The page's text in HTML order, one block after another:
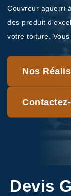
Couvreur aguerri
des produit
votre toiture.
Nos
Devis